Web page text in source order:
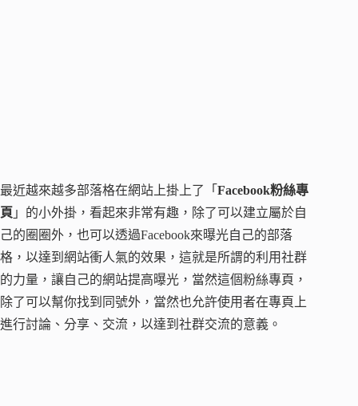
最近越來越多部落格在網站上掛上了「 Facebook粉絲專
頁 」的小外掛，看起來非常有趣，除了可以建立屬於自
己的圈圈外，也可以透過Facebook來曝光自己的部落
格，以達到網站衝人氣的效果，這就是所謂的利用社群
的力量，讓自己的網站提高曝光，當然這個粉絲專頁，
除了可以幫你找到同號外，當然也允許使用者在專頁上
進行討論、分享、交流，以達到社群交流的意義。